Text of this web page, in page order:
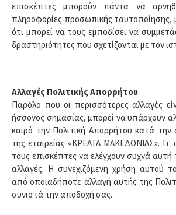
επισκέπτες μπορούν πάντα να
πληροφορίες προσωπικής
ότι μπορεί να τους εμποδίσει να
δραστηριότητες που σχετίζονται με τον
Αλλαγές Πολιτικής Απορρήτου
Παρόλο που οι περισσότερες αλλαγές
ήσσονος σημασίας, μπορεί να υπάρχουν
καιρό την Πολιτική Απορρήτου κατά την
της εταιρείας «ΚΡΕΑΤΑ ΜΑΚΕΔΟΝΙΑΣ». Γι'
τους επισκέπτες να ελέγχουν συχνά αυτή
αλλαγές. Η συνεχιζόμενη χρήση αυτού
από οποιαδήποτε αλλαγή αυτής της
συνιστά την αποδοχή σας.